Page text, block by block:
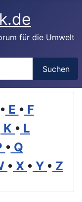
für die Umwelt
Suchen
• E • F
K • L
• Q
• X • Y • Z